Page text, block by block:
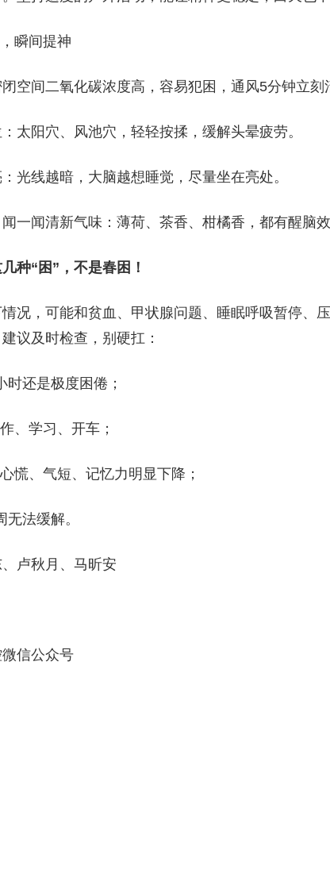
瞬间提神
空间二氧化碳浓度高，容易犯困，通风5分钟立刻
太阳穴、风池穴，轻轻按揉，缓解头晕疲劳。
光线越暗，大脑越想睡觉，尽量坐在亮处。
一闻清新气味：薄荷、茶香、柑橘香，都有醒脑效
种“困”，不是春困！
况，可能和贫血、甲状腺问题、睡眠呼吸暂停、
议及时检查，别硬扛：
时还是极度困倦；
、学习、开车；
慌、气短、记忆力明显下降；
法缓解。
卢秋月、马昕安
信公众号